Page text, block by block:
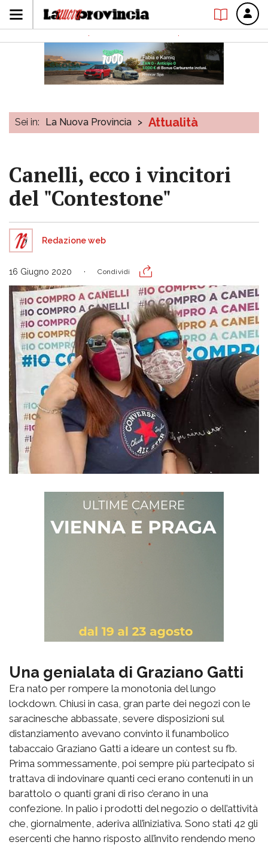
Sei in: La Nuova Provincia > Attualità
Canelli, ecco i vincitori
del "Contestone"
Redazione web
16 Giugno 2020 Condividi
Una genialata di Graziano Gatti
Era nato per rompere la monotonia del lungo
lockdown. Chiusi in casa, gran parte dei negozi con le
saracinesche abbassate, severe disposizioni sul
distanziamento avevano convinto il funambolico
tabaccaio Graziano Gatti a ideare un contest su fb.
Prima sommessamente, poi sempre più partecipato si
trattava di indovinare quanti ceci erano contenuti in un
barattolo o quanti grani di riso c’erano in una
confezione. In palio i prodotti del negozio o dell’attività
che, giornalmente, aderiva all’iniziativa. Sono stati 42 gli
esercenti che hanno risposto all’invito rendendo meno